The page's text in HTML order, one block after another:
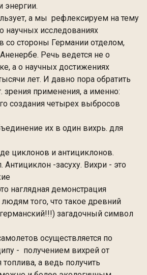
энергии.
а мы рефлексируем на тему
научных исследованиях
со стороны Германии отделом,
Речь ведется не о
а о научных достижениях
лет. И давно пора обратить
зрения применения, а именно:
создания четырех выбросов
их в один вихрь. для
циклонов и антициклонов.
Антициклон -засуху. Вихри - это
наглядная демонстрация
того, что такое древний
загадочный символ
осуществляется по
- получением вихрей от
топлива, а ведь получить